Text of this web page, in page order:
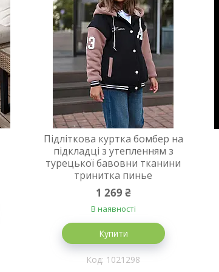
Підліткова куртка бомбер на
підкладці з утепленням з
турецької бавовни тканини
тринитка пинье
1 269 ₴
В наявності
Купити
1021298